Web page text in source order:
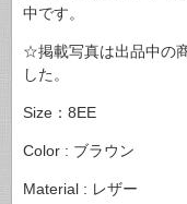
中です。
☆掲載写真は出品中の
した。
Size：8EE
Color : ブラウン
Material : レザー